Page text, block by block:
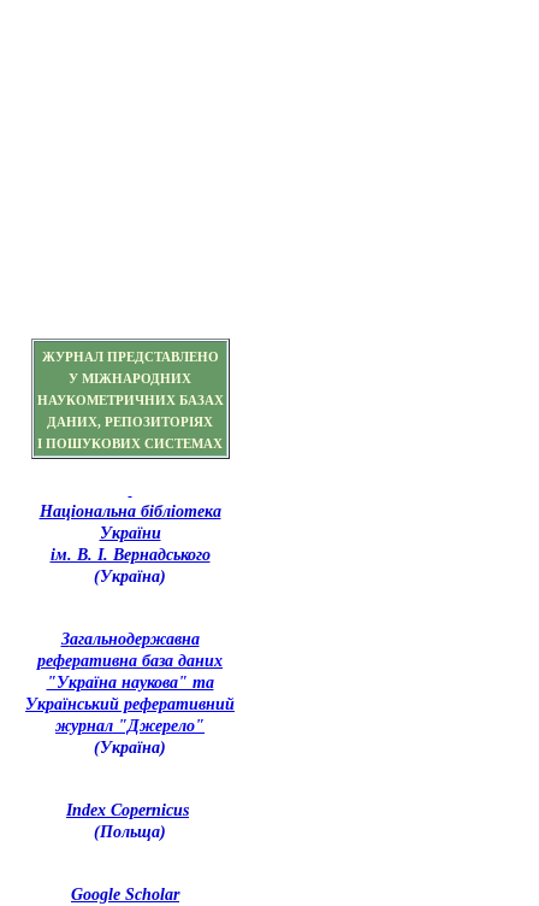
ЖУРНАЛ ПРЕДСТАВЛЕНО
У МІЖНАРОДНИХ
НАУКОМЕТРИЧНИХ БАЗАХ
ДАНИХ, РЕПОЗИТОРІЯХ
І ПОШУКОВИХ СИСТЕМАХ
Національна бібліотека
України
ім. В. І. Вернадського
(Україна)
Загальнодержавна
реферативна база даних
"Україна наукова" та
Український реферативний
журнал "Джерело"
(Україна)
Index Copernicus
(Польща)
Google Scholar